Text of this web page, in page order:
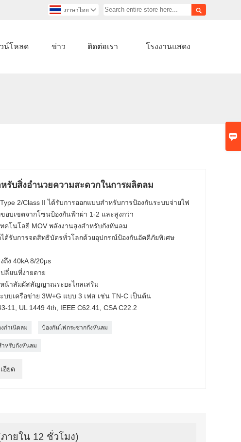


ภาษาไทย 
น์โหลด ข่าว ติดต่อเรา โรงงานแสดง
รับสิ่งอำนวยความสะดวกในการผลิตลม
2/Class II ได้รับการออกแบบสำหรับการป้องกันระบบจ่ายไฟ
อบเขตจากโซนป้องกันฟ้าผ่า 1-2 และสูงกว่า
ทคโนโลยี MOV พลังงานสูงสำหรับกังหันลม
ได้รับการจดสิทธิบัตรทั่วโลกด้วยอุปกรณ์ป้องกันอัคคีภัยพิเศษ
ง 40kA 8/20μs
ลี่ยนที่ง่ายดาย
น้าสัมผัสสัญญาณระยะไกลเสริม
บบเครือข่าย 3W+G แบบ 3 เฟส เช่น TN-C เป็นต้น
11, UL 1449 4th, IEEE C62.41, CSA C22.2
กำเนิดลม ป้องกันไฟกระชากกังหันลม
ำหรับกังหันลม
อียด
ายใน 12 ชั่วโมง)